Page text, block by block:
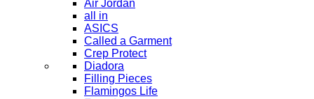
Air Jordan
all in
ASICS
Called a Garment
Crep Protect
Diadora
Filling Pieces
Flamingos Life